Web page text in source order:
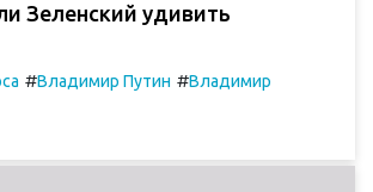
Зеленский удивить
#Владимир Путин #Владимир